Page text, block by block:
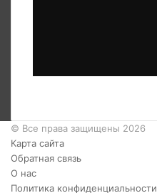
© Все права защищены 2026
Карта сайта
Обратная связь
О нас
Политика конфиденциальности